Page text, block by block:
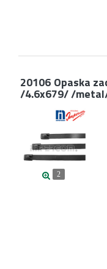
20106 Opaska
/4.6x679/ /
2